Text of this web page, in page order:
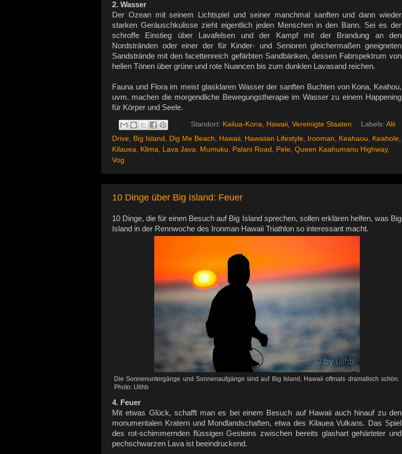
2. Wasser
Der Ozean mit seinem Lichtspiel und seiner manchmal sanften und dann wieder
starken Geräuschkulisse zieht eigentlich jeden Menschen in den Bann. Sei es der
schroffe Einstieg über Lavafelsen und der Kampf mit der Brandung an den
Nordstränden oder einer der für Kinder- und Senioren gleichermaßen geeigneten
Sandstrände mit den facettenreich gefärbten Sandbänken, dessen Fabrspektrum von
hellen Tönen über grüne und rote Nuancen bis zum dunklen Lavasand reichen.
Fauna und Flora im meist glasklaren Wasser der sanften Buchten von Kona, Keahou,
uvm. machen die morgendliche Bewegungstherapie im Wasser zu einem Happening
für Körper und Seele.
Standort: Kailua-Kona, Hawaii, Vereinigte Staaten Labels: Alii
Drive
Big Island Dig Me Beach Hawaii Hawaiian Lifestyle Ironman Keahaou Keahole
Kilauea
Klima Lava Java Mumuku Palani Road Pele Queen Kaahumanu Highway,
Vog
10 Dinge über Big Island: Feuer
10 Dinge, die für einen Besuch auf Big Island sprechen, sollen erklären helfen, was Big
Island in der Rennwoche des Ironman Hawaii Triathlon so interessant macht.
Die Sonnenuntergänge und Sonnenaufgänge sind auf Big Island, Hawaii oftmals dramatisch schön.
Photo: Ulihb
4. Feuer
Mit etwas Glück, schafft man es bei einem Besuch auf Hawaii auch hinauf zu den
monumentalen Kratern und Mondlandschaften, etwa des Kilauea Vulkans. Das Spiel
des rot-schimmernden flüssigen Gesteins zwischen bereits glashart gehärteter und
pechschwarzen Lava ist beeindruckend.